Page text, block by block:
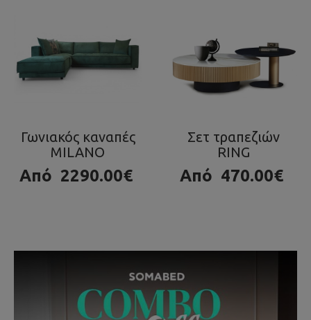
Σετ τραπεζιών
RING
Από 470.00€
Τραπεζάκι OLA
980.00€